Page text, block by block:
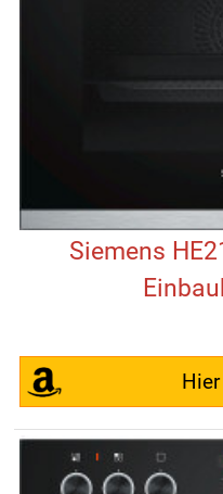
Siemens